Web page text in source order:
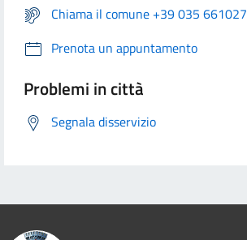
Chiama il comune +39 035 661027
Prenota un appuntamento
Problemi in città
Segnala disservizio